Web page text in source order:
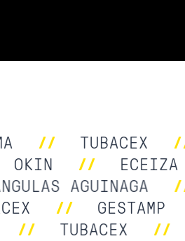
TUBACEX
OKIN // ECEIZA
AGUINAGA
GESTAMP
TUBACEX